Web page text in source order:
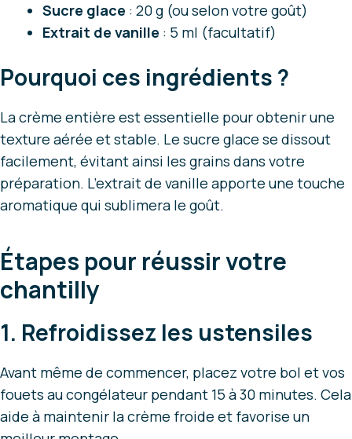
Sucre glace : 20 g (ou selon votre goût)
Extrait de vanille : 5 ml (facultatif)
Pourquoi ces ingrédients ?
La crème entière est essentielle pour obtenir une
texture aérée et stable. Le sucre glace se dissout
facilement, évitant ainsi les grains dans votre
préparation. L’extrait de vanille apporte une touche
aromatique qui sublimera le goût.
Étapes pour réussir votre
chantilly
1. Refroidissez les ustensiles
Avant même de commencer, placez votre bol et vos
fouets au congélateur pendant 15 à 30 minutes. Cela
aide à maintenir la crème froide et favorise un